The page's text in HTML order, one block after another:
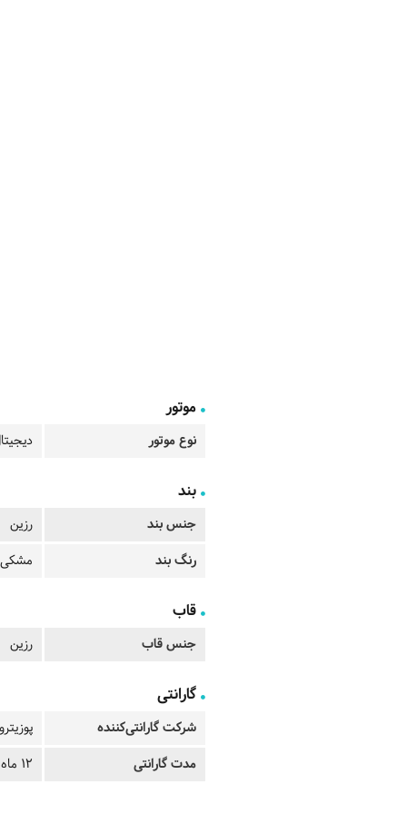
موتور
نوع موتور
بند
جنس بند
رزین
رنگ بند
مشکی
قاب
جنس قاب رزین
گارانتی
شرکت گارانتی‌کننده
مدت گارانتی
12 ماه